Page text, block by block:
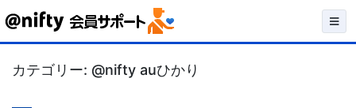
Skip
contentカテゴリー: @nifty auひかり